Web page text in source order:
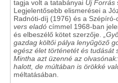
tagja volt a tatabányai Új Forrás
Legjelentősebb elismerései a
Radnóti-díj (1976) és a
vers eladó címmel 1968-ban
és elbeszélő kötet szerzője.
gazdag költői pálya lenyűgöző
egész élet történetét és tudását
Mintha azt üzenné az
halott, de múltában is örökké
méltatásában.